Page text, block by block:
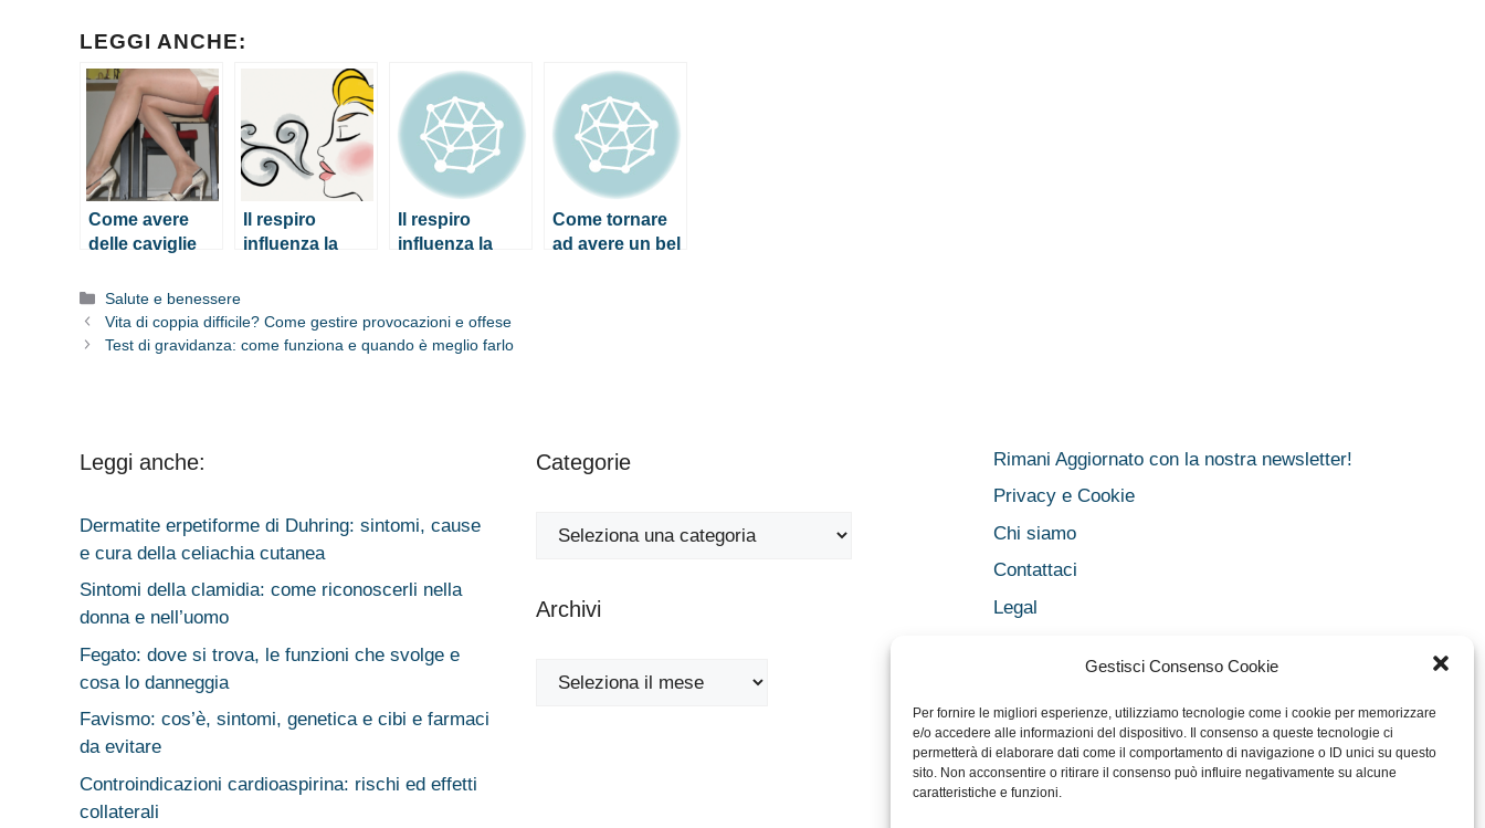
Gestisci Consenso Cookie
Per fornire le migliori esperienze, utilizziamo tecnologie come i cookie per memorizzare
e/o accedere alle informazioni del dispositivo. Il consenso a queste tecnologie ci
permetterà di elaborare dati come il comportamento di navigazione o ID unici su questo
sito. Non acconsentire o ritirare il consenso può influire negativamente su alcune
caratteristiche e funzioni.
LEGGI ANCHE:
Come avere
delle caviglie
tacchi?
Il respiro
influenza la
in uno studio
Il respiro
influenza la
in uno studio
Come tornare
ad avere un bel
Categorie
Salute e benessere
Vita di coppia difficile? Come gestire provocazioni e offese
Test di gravidanza: come funziona e quando è meglio farlo
Leggi anche:
Dermatite erpetiforme di Duhring: sintomi, cause
e cura della celiachia cutanea
Sintomi della clamidia: come riconoscerli nella
donna e nell’uomo
Fegato: dove si trova, le funzioni che svolge e
cosa lo danneggia
Favismo: cos’è, sintomi, genetica e cibi e farmaci
da evitare
Controindicazioni cardioaspirina: rischi ed effetti
collaterali
Categorie
Categorie
Archivi
Archivi
Rimani Aggiornato con la nostra newsletter!
Privacy e Cookie
Chi siamo
Contattaci
Legal
Disclaimer medico
Disconoscimento
Imprint